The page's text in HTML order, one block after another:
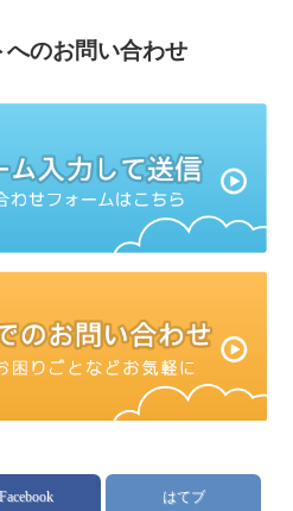
へのお問い合わせ
Facebook はてブ